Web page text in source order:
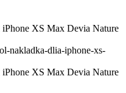
XS Max Devia Nature
nakladka-dlia-iphone-xs-
XS Max Devia Nature